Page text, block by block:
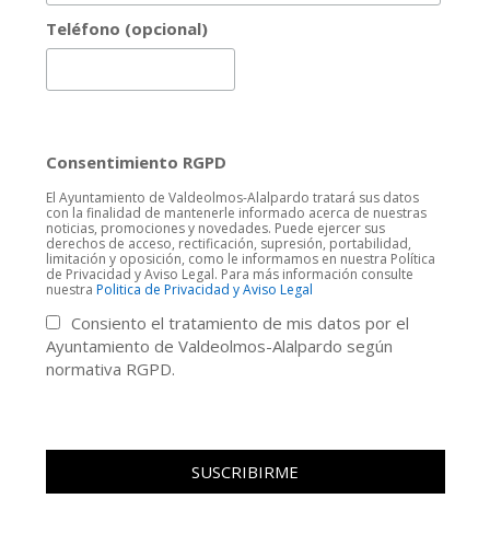
Teléfono (opcional)
Consentimiento RGPD
El Ayuntamiento de Valdeolmos-Alalpardo tratará sus datos
con la finalidad de mantenerle informado acerca de nuestras
noticias, promociones y novedades. Puede ejercer sus
derechos de acceso, rectificación, supresión, portabilidad,
limitación y oposición, como le informamos en nuestra Política
de Privacidad y Aviso Legal. Para más información consulte
nuestra Politica de Privacidad y Aviso Legal
Consiento el tratamiento de mis datos por el
Ayuntamiento de Valdeolmos-Alalpardo según
normativa RGPD.